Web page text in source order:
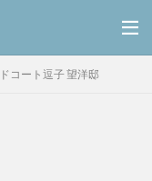
コート逗子 望洋邸